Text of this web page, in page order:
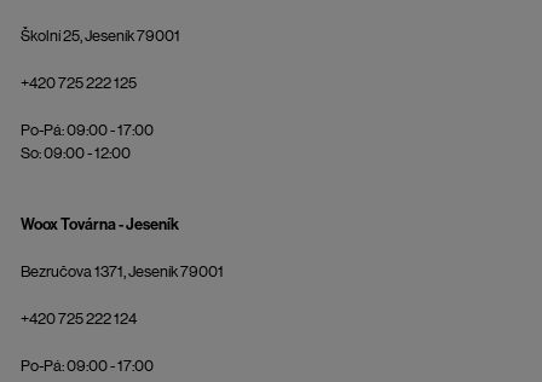
Školní 25, Jeseník 79001
+420 725 222 125
Po-Pá: 09:00 - 17:00
So: 09:00 - 12:00
Woox Továrna - Jeseník
Bezručova 1371, Jeseník 79001
+420 725 222 124
Po-Pá: 09:00 - 17:00